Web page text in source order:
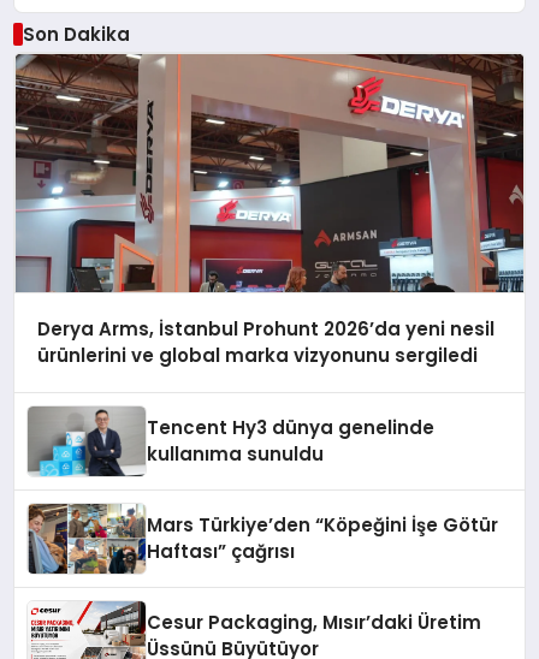
Son Dakika
Derya Arms, İstanbul Prohunt 2026’da yeni nesil
ürünlerini ve global marka vizyonunu sergiledi
Tencent Hy3 dünya genelinde
kullanıma sunuldu
Mars Türkiye’den “Köpeğini İşe Götür
Haftası” çağrısı
Cesur Packaging, Mısır’daki Üretim
Üssünü Büyütüyor